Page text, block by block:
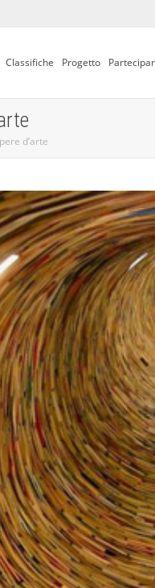
Classifiche Progetto
d’arte